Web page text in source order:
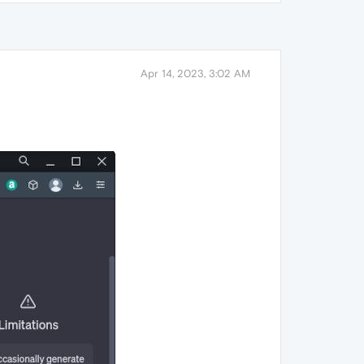
Apr 14, 2023, 3:02 AM